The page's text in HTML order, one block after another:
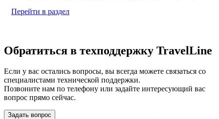
Перейти в раздел
Обратиться в техподдержку TravelLine
Если у вас остались вопросы, вы всегда можете связаться со
специалистами технической поддержки.
Позвоните нам по телефону или задайте интересующий вас
вопрос прямо сейчас.
Задать вопрос